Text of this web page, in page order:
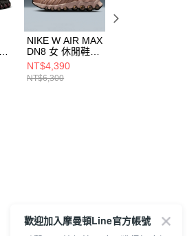
NIKE W AIR MAX
DN8 女 休閒鞋
HF5509900
NT$4,390
NT$6,300
歡迎加入摩曼頓Line官方帳號